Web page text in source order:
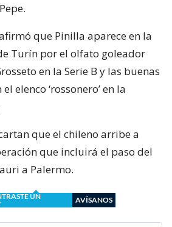
que Pinilla aparece en la
Turín por el olfato goleador
en la Serie B y las buenas
elenco ‘rossonero’ en la
que el chileno arribe a
que incluirá el paso del
a Palermo.
UN
AVÍSANOS